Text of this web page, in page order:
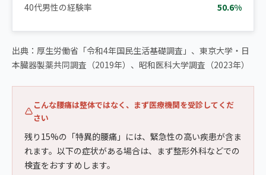
40代男性の経験率 50.6%
出典：厚生労働省「令和4年国民生活基礎調査」、東京大学・日
本臓器製薬共同調査（2019年）、昭和医科大学調査（2023年）
こんな腰痛は整体ではなく、まず医療機関を受診してくだ
さい
残り15%の「特異的腰痛」には、緊急性の高い疾患が含ま
れます。以下の症状がある場合は、まず整形外科などでの
検査をおすすめします。